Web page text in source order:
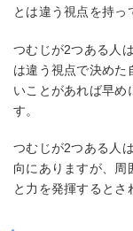
とは違う視点を持っ
つむじが2つある人
は違う視点で決めた
いことがあれば早め
す。
つむじが2つある人
向にありますが、周
と力を発揮するとさ